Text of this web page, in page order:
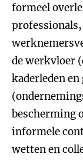
formeel
professionals,
de werkvloer
kaderleden en
bescherming
informele
wetten en